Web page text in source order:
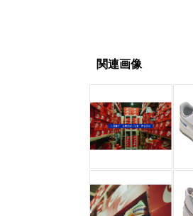
関連画像